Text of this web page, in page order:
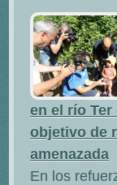
en el río
objetivo de
amenazada
En los